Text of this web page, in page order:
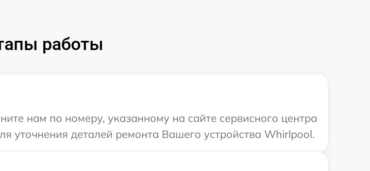
работы
нам по номеру, указанному на сайте сервисного центра
деталей ремонта Вашего устройства Whirlpool.